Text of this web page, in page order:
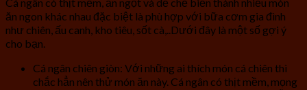
ăn ngon khác nhau đặc biệt là phù hợp với bữa cơm gia đình
như chiên, ấu canh, kho tiêu, sốt cà,..Dưới đây là một số gợi ý
cho bạn.
Cá ngân chiên giòn: Với những ai thích món cá chiên thì
chắc hẳn nên thử món ăn này. Cá ngân có thịt mềm, mọng